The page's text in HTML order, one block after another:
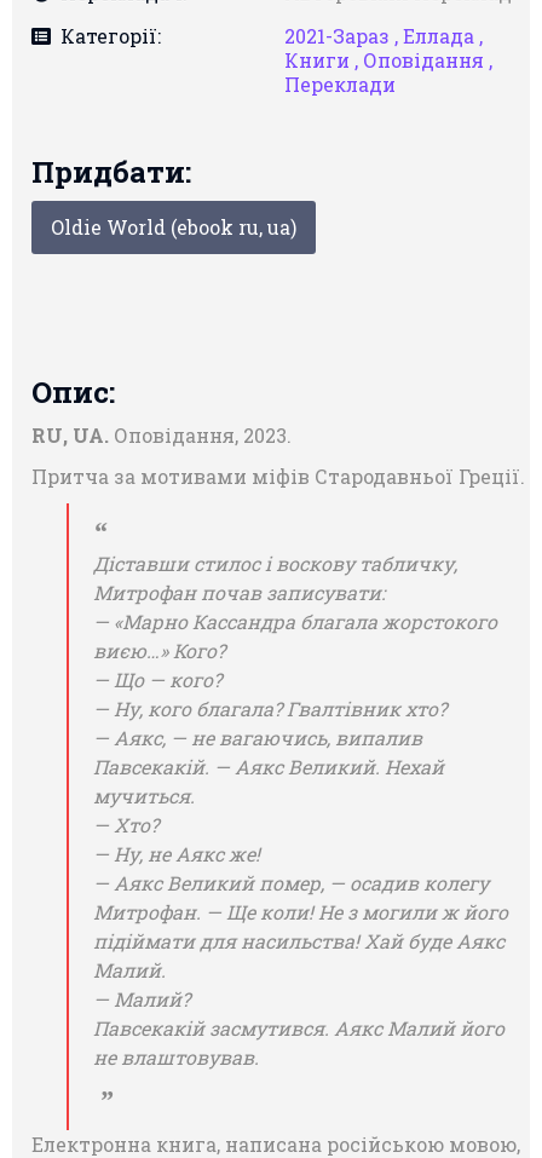
Категорії:
2021-Зараз ,Еллада ,
Книги , Оповідання ,
Переклади
Придбати:
Oldie World (ebook ru, ua)
Опис:
RU, UA. Оповідання, 2023.
Притча за мотивами міфів Стародавньої Греції.
Діставши стилос і воскову табличку,
Митрофан почав записувати:
— «Марно Кассандра благала жорстокого
виєю…» Кого?
— Що — кого?
— Ну, кого благала? Гвалтівник хто?
— Аякс, — не вагаючись, випалив
Павсекакій. — Аякс Великий. Нехай
мучиться.
— Хто?
— Ну, не Аякс же!
— Аякс Великий помер, — осадив колегу
Митрофан. — Ще коли! Не з могили ж його
підіймати для насильства! Хай буде Аякс
Малий.
— Малий?
Павсекакій засмутився. Аякс Малий його
не влаштовував.
Електронна книга, написана російською мовою,